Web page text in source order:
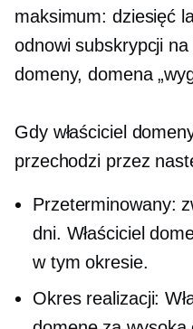
maksimum: dziesięć
odnowi subskrypcji
domeny, domena
Gdy właściciel
przechodzi przez
Przeterminowany:
dni. Właściciel
w tym okresie.
Okres realizacji: